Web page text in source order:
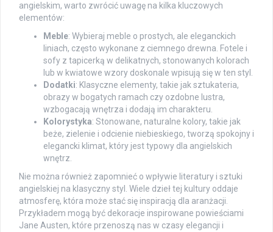
angielskim, warto zwrócić uwagę na kilka kluczowych
elementów:
Meble: Wybieraj meble o prostych, ale eleganckich
liniach, często wykonane z ciemnego drewna. Fotele i
sofy z tapicerką w delikatnych, stonowanych kolorach
lub w kwiatowe wzory doskonale wpisują się w ten styl.
Dodatki: Klasyczne elementy, takie jak sztukateria,
obrazy w bogatych ramach czy ozdobne lustra,
wzbogacają wnętrza i dodają im charakteru.
Kolorystyka: Stonowane, naturalne kolory, takie jak
beże, zielenie i odcienie niebieskiego, tworzą spokojny i
elegancki klimat, który jest typowy dla angielskich
wnętrz.
Nie można również zapomnieć o wpływie literatury i sztuki
angielskiej na klasyczny styl. Wiele dzieł tej kultury oddaje
atmosferę, która może stać się inspiracją dla aranżacji.
Przykładem mogą być dekoracje inspirowane powieściami
Jane Austen, które przenoszą nas w czasy elegancji i